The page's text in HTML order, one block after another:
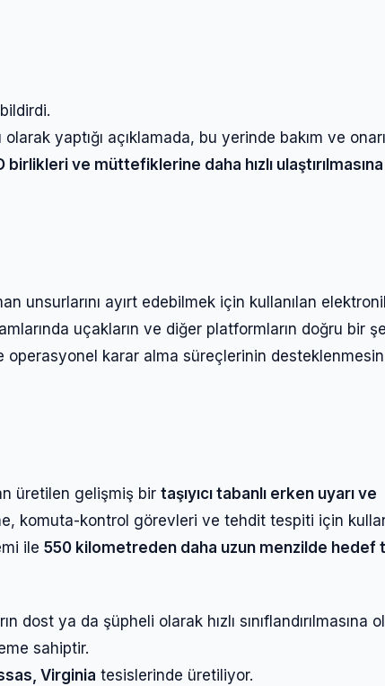
yaptığı açıklamada, bu yerinde bakım ve
ve müttefiklerine daha hızlı ulaştırılmasına
unsurlarını ayırt edebilmek için kullanılan
uçakların ve diğer platformların doğru bir
operasyonel karar alma süreçlerinin
üretilen gelişmiş bir taşıyıcı tabanlı erken uyarı ve
komuta-kontrol görevleri ve tehdit tespiti için
ile 550 kilometreden daha uzun menzilde hedef
dost ya da şüpheli olarak hızlı sınıflandırılmasına
sahiptir.
Virginia tesislerinde üretiliyor.
Giriş Yap